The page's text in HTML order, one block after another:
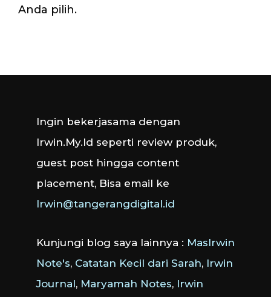
Anda pilih.
Ingin bekerjasama dengan
Irwin.My.Id seperti review produk,
guest post hingga content
placement, Bisa email ke
Irwin@tangerangdigital.id
Kunjungi blog saya lainnya : MasIrwin
Note's, Catatan Kecil dari Sarah, Irwin
Journal, Maryamah Notes, Irwin